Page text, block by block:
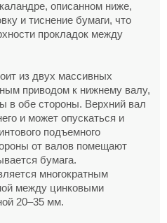
описанном ниже,
и тиснение бумаги, что
прокладок между
из двух массивных
приводом к нижнему валу,
в обе стороны. Верхний вал
и может опускаться и
подъемного
от валов помещают
бумага.
многократным
между цинковыми
20–35 мм.